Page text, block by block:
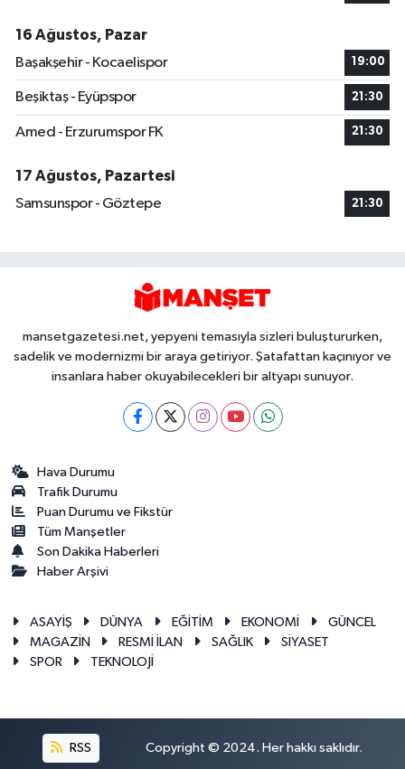
16 Ağustos, Pazar
Başakşehir - Kocaelispor
19:00
Beşiktaş - Eyüpspor 21:30
Amed - Erzurumspor FK 21:30
17 Ağustos, Pazartesi
Samsunspor - Göztepe
21:30
mansetgazetesi.net, yepyeni temasıyla sizleri buluştururken,
sadelik ve modernizmi bir araya getiriyor. Şatafattan kaçınıyor ve
insanlara haber okuyabilecekleri bir altyapı sunuyor.
Hava Durumu
Trafik Durumu
Puan Durumu ve Fikstür
Tüm Manşetler
Son Dakika Haberleri
Haber Arşivi
ASAYİŞ DÜNYA EĞİTİM EKONOMİ
GÜNCEL
MAGAZİN
RESMİ İLAN SAĞLIK
SİYASET
SPOR
TEKNOLOJİ
RSS Copyright © 2024. Her hakkı saklıdır.